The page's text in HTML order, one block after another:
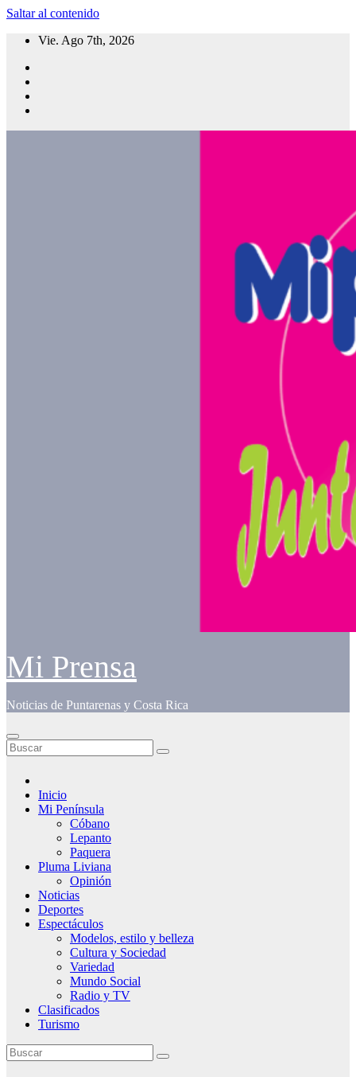
Saltar al contenido
Vie. Ago 7th, 2026
Mi Prensa
Noticias de Puntarenas y Costa Rica
Inicio
Mi Península
Cóbano
Lepanto
Paquera
Pluma Liviana
Opinión
Noticias
Deportes
Espectáculos
Modelos, estilo y belleza
Cultura y Sociedad
Variedad
Mundo Social
Radio y TV
Clasificados
Turismo